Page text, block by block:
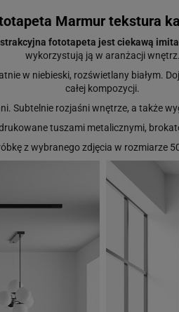
Marmur tekstura
fototapeta jest ciekawą
wykorzystują ją w aranżacji wnętrz.
w niebieski, rozświetlany białym.
całej kompozycji.
Subtelnie rozjaśni wnętrze, a także
tuszami metalicznymi,
z wybranego zdjęcia w rozmiarze